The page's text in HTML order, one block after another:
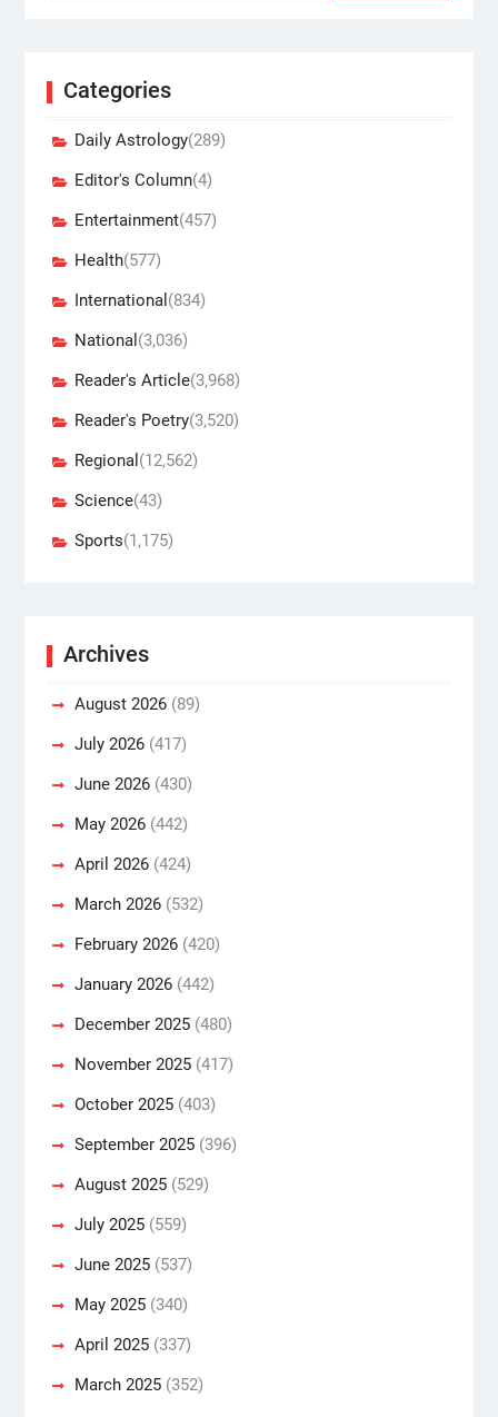
Categories
Daily Astrology(289)
Editor's Column(4)
Entertainment(457)
Health(577)
International (834)
National (3,036)
Reader's Article(3,968)
Reader's Poetry(3,520)
Regional (12,562)
Science(43)
Sports(1,175)
Archives
August 2026(89)
July 2026(417)
June 2026(430)
May 2026(442)
April 2026(424)
March 2026(532)
February 2026(420)
January 2026(442)
December 2025(480)
November 2025(417)
October 2025(403)
September 2025(396)
August 2025(529)
July 2025(559)
June 2025(537)
May 2025(340)
April 2025(337)
March 2025(352)